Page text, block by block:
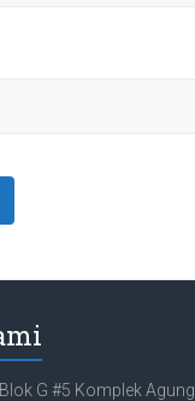
G #5 Komplek Agung